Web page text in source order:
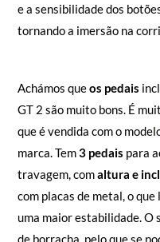
e a sensibilidade dos
tornando a imersão na
Achámos queos pedais
GT 2 são muito bons. É
que é vendida com o
marca. Tem3 pedais para
travagem, comaltura e
com placas de metal, o
uma maior estabilidade. O
de borracha, pelo que se